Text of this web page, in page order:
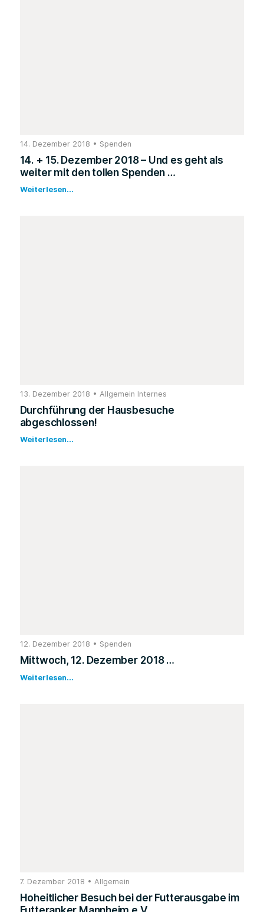
14. Dezember 2018 • Spenden
14. + 15. Dezember 2018 – Und es geht als
weiter mit den tollen Spenden …
Weiterlesen...
13. Dezember 2018 • Allgemein Internes
Durchführung der Hausbesuche
abgeschlossen!
Weiterlesen...
12. Dezember 2018 • Spenden
Mittwoch, 12. Dezember 2018 …
Weiterlesen...
7. Dezember 2018 • Allgemein
Hoheitlicher Besuch bei der Futterausgabe im